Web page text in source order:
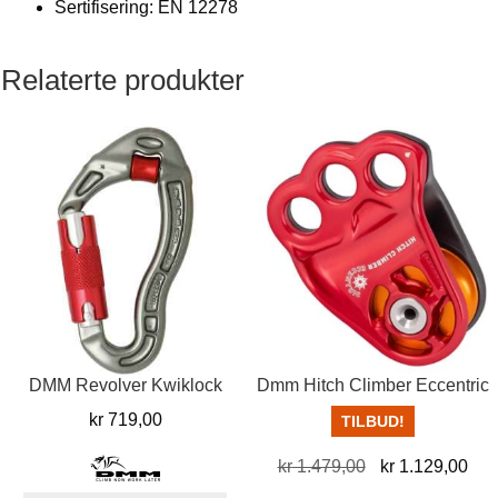
Sertifisering: EN 12278
Relaterte produkter
DMM Revolver Kwiklock
kr719,00
Dmm Hitch Climber Eccentric
TILBUD!
kr1.479,00
Opprinnelig
kr 1.129,00